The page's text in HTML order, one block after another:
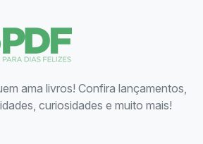
ama livros! Confira lançamentos,
curiosidades e muito mais!